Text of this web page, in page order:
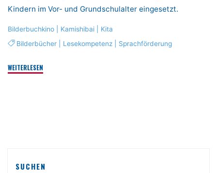
Kindern im Vor- und Grundschulalter eingesetzt.
Bilderbuchkino Kamishibai
Kita
Bilderbücher| Lesekompetenz| Sprachförderung
WEITERLESEN
SUCHEN